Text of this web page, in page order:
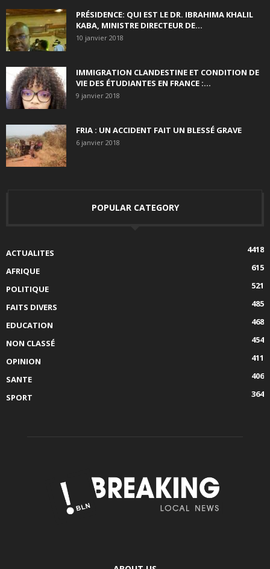
PRÉSIDENCE: QUI EST LE DR. IBRAHIMA KHALIL
KABA, MINISTRE DIRECTEUR DE...
10 janvier 2018
IMMIGRATION CLANDESTINE ET CONDITION DE
VIE DES ÉTUDIANTES EN FRANCE :...
9 janvier 2018
FRIA : UN ACCIDENT FAIT UN BLESSÉ GRAVE
6 janvier 2018
POPULAR CATEGORY
ACTUALITES
4418
AFRIQUE
615
POLITIQUE
521
FAITS DIVERS
485
EDUCATION
468
NON CLASSÉ
454
OPINION
411
SANTE
406
SPORT
364